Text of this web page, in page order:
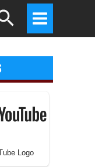
Main
Menu
Logo